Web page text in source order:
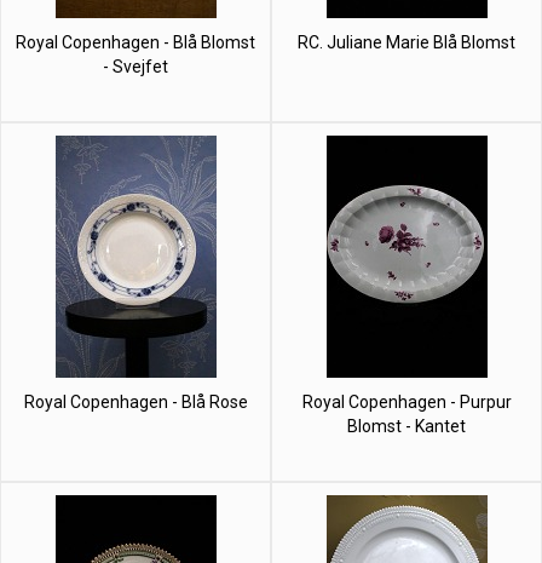
Royal Copenhagen - Blå Blomst
- Svejfet
RC. Juliane Marie Blå Blomst
Royal Copenhagen - Blå Rose
Royal Copenhagen - Purpur
Blomst - Kantet